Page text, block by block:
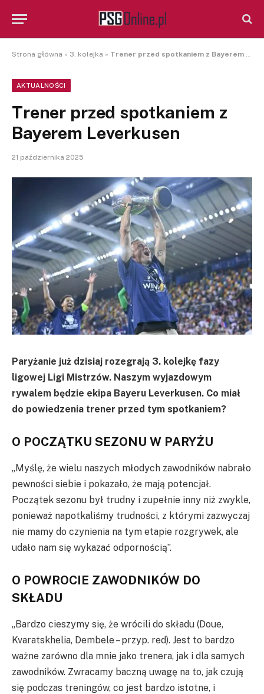
Strona główna » 3. kolejka » Trener przed spotkaniem z Bayerem Leverkusen
AKTUALNOŚCI
Trener przed spotkaniem z
Bayerem Leverkusen
21 października 2025
Paryżanie już dzisiaj rozegrają 3. kolejkę fazy
ligowej Ligi Mistrzów. Naszym wyjazdowym
rywalem będzie ekipa Bayeru Leverkusen. Co miał
do powiedzenia trener przed tym spotkaniem?
O POCZĄTKU SEZONU W PARYŻU
„Myślę, że wielu naszych młodych zawodników nabrało
pewności siebie i pokazało, że mają potencjał.
Początek sezonu był trudny i zupełnie inny niż zwykle,
ponieważ napotkaliśmy trudności, z którymi zazwyczaj
nie mamy do czynienia na tym etapie rozgrywek, ale
udało nam się wykazać odpornością”.
O POWROCIE ZAWODNIKÓW DO
SKŁADU
„Bardzo cieszymy się, że wrócili do składu (Doue,
Kvaratskhelia, Dembele – przyp. red). Jest to bardzo
ważne zarówno dla mnie jako trenera, jak i dla samych
zawodników. Zwracamy baczną uwagę na to, jak czują
się podczas treningów, co jest bardzo istotne, i